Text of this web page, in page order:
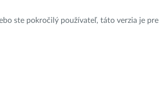
ste pokročilý používateľ, táto verzia je pre